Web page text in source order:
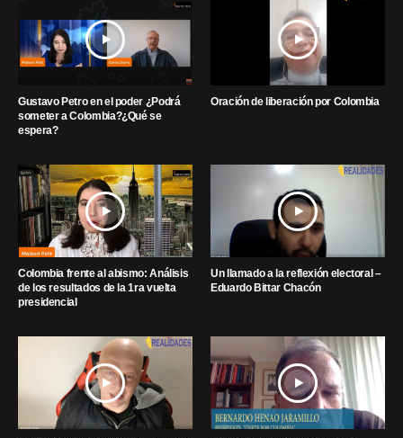
Gustavo Petro en el poder ¿Podrá
someter a Colombia?¿Qué se
espera?
Oración de liberación por Colombia
Colombia frente al abismo: Análisis
de los resultados de la 1ra vuelta
presidencial
Un llamado a la reflexión electoral –
Eduardo Bittar Chacón